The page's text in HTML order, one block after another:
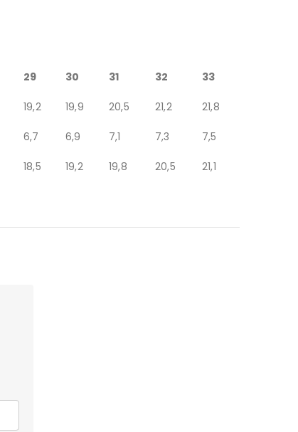
29 30 31 32 33
19,2 19,9 20,5 21,2 21,8
6,7 6,9 7,1 7,3 7,5
18,5 19,2 19,8 20,5 21,1